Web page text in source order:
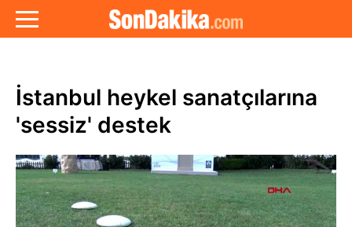
İstanbul heykel sanatçılarına
'sessiz' destek